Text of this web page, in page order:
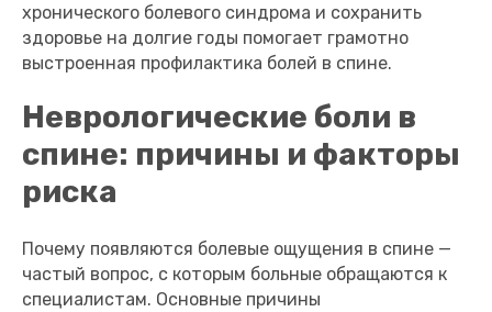
хронического болевого синдрома и сохранить
здоровье на долгие годы помогает грамотно
выстроенная профилактика болей в спине.
Неврологические боли в
спине: причины и факторы
риска
Почему появляются болевые ощущения в спине —
частый вопрос, с которым больные обращаются к
специалистам. Основные причины